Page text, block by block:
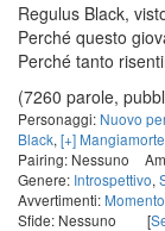
Regulus Black,
Perché questo
Perché tanto
(7260 parole,
Personaggi: Nuovo
Black, [+] Mangiamorte
Pairing: Nessuno
Genere: Introspettivo,
Avvertimenti:
Sfide: Nessuno
[